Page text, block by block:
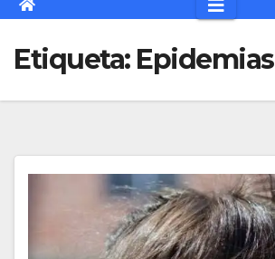
Etiqueta: Epidemias